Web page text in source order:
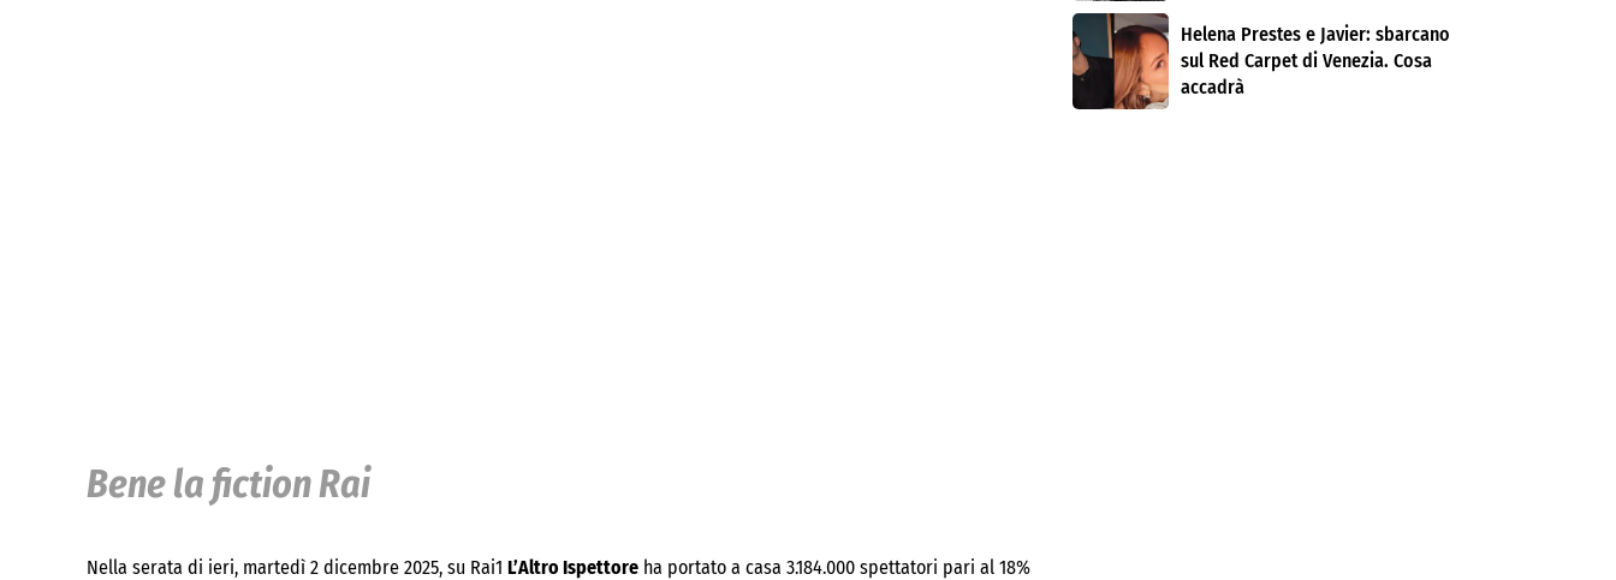
Bene la fiction Rai
Nella serata di ieri, martedì 2 dicembre 2025, su Rai1 L’Altro Ispettore ha portato a casa 3.184.000 spettatori pari al 18%
Helena Prestes e Javier: sbarcano
sul Red Carpet di Venezia. Cosa
accadrà